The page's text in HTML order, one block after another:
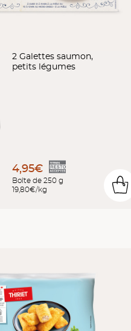
2 Galettes saumon,
petits légumes
4,95€
Boîte de 250 g
19,80€/kg
0